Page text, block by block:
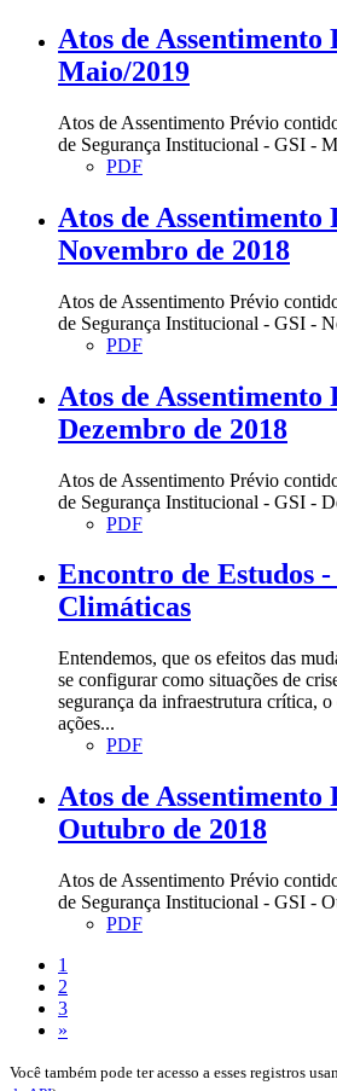
Atos de Assentimento
Maio/2019
Atos de Assentimento Prévio
de Segurança Institucional - GSI -
PDF
Atos de Assentimento
Novembro de 2018
Atos de Assentimento Prévio
de Segurança Institucional - GSI -
PDF
Atos de Assentimento
Dezembro de 2018
Atos de Assentimento Prévio
de Segurança Institucional - GSI -
PDF
Encontro de Estudos
Climáticas
Entendemos, que os efeitos das
se configurar como situações de
segurança da infraestrutura crítica,
ações...
PDF
Atos de Assentimento
Outubro de 2018
Atos de Assentimento Prévio
de Segurança Institucional - GSI -
PDF
1
2
3
»
Você também pode ter acesso a esses registros